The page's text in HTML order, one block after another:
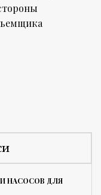
НАСОСОВ ДЛЯ